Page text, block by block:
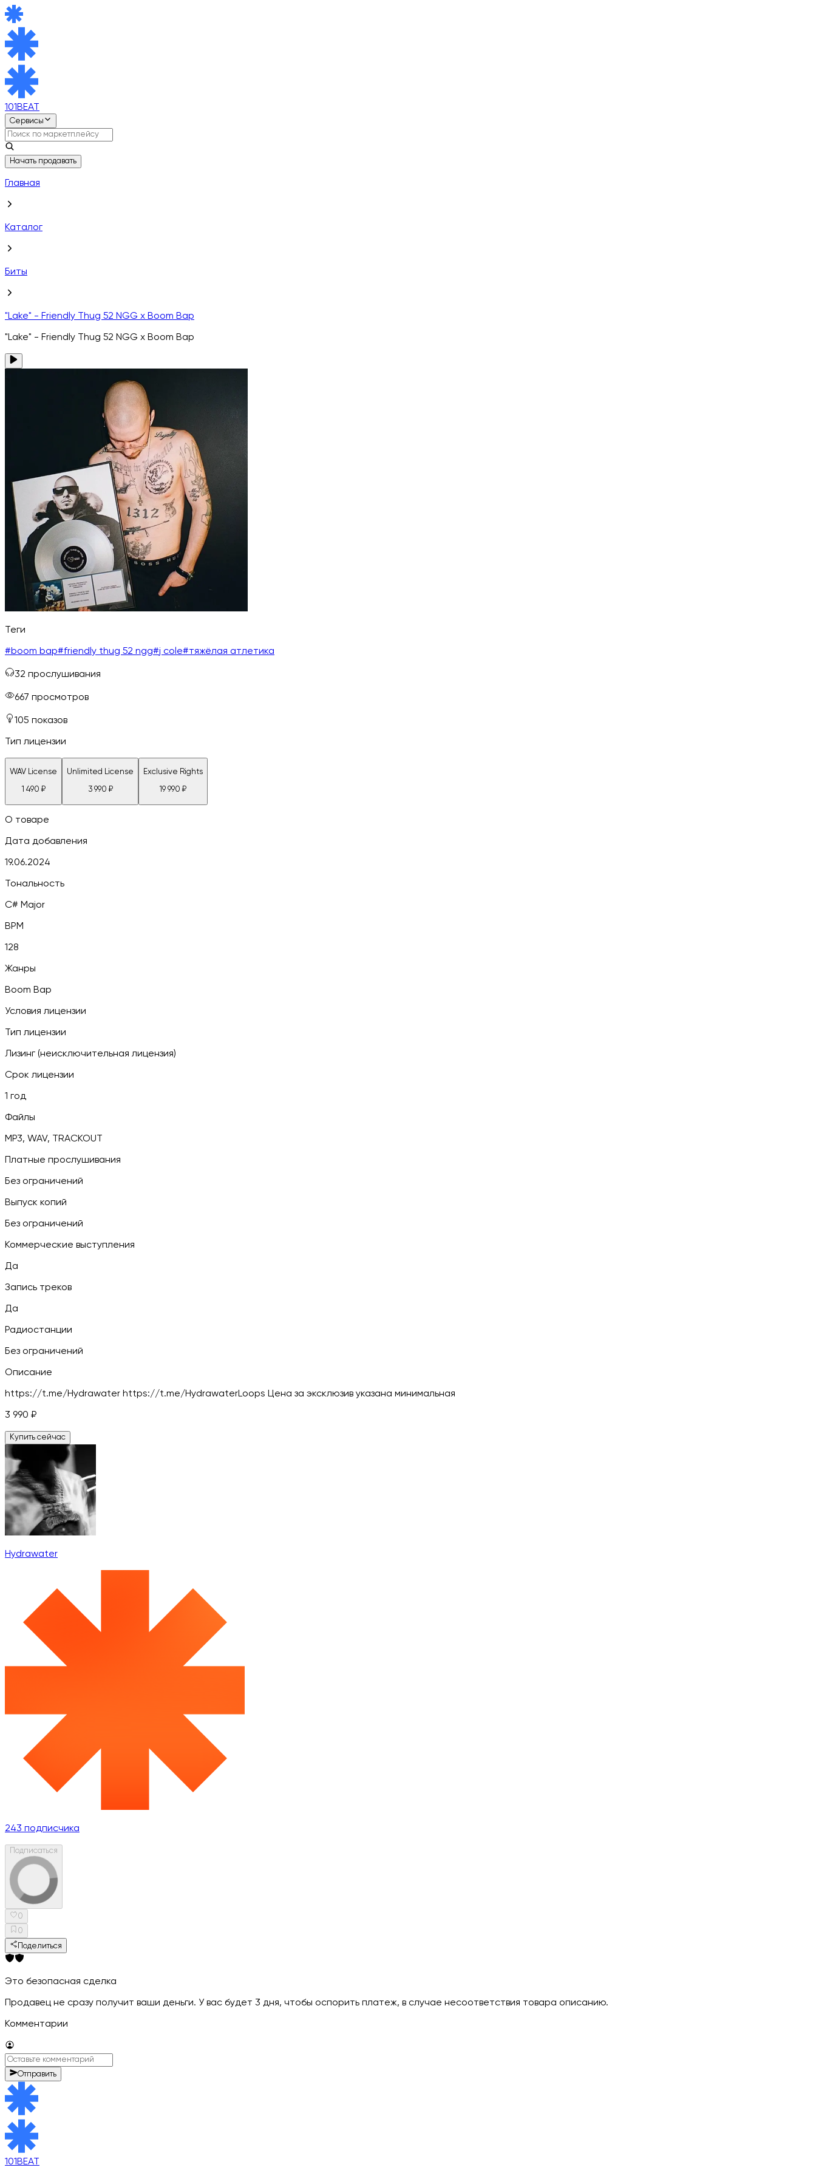
101BEAT
Сервисы
Начать продавать
Главная
Каталог
Биты
"Lake" - Friendly Thug 52 NGG x Boom Bap
"Lake" - Friendly Thug 52 NGG x Boom Bap
Теги
#boom bap#friendly thug 52 ngg#j cole#тяжёлая атлетика
32 прослушивания
667 просмотров
105 показов
Тип лицензии
WAV License
1 490 ₽
Unlimited License
3 990 ₽
Exclusive Rights
19 990 ₽
О товаре
Дата добавления
19.06.2024
Тональность
C# Major
BPM
128
Жанры
Boom Bap
Условия лицензии
Тип лицензии
Лизинг (неисключительная лицензия)
Срок лицензии
1 год
Файлы
MP3, WAV, TRACKOUT
Платные прослушивания
Без ограничений
Выпуск копий
Без ограничений
Коммерческие выступления
Да
Запись треков
Да
Радиостанции
Без ограничений
Описание
https://t.me/Hydrawater https://t.me/HydrawaterLoops Цена за эксклюзив указана минимальная
3 990 ₽
Купить сейчас
Hydrawater
243 подписчика
Подписаться
0
0
Поделиться
Это безопасная сделка
Продавец не сразу получит ваши деньги. У вас будет 3 дня, чтобы оспорить платеж, в случае несоответствия товара описанию.
Комментарии
Отправить
101BEAT